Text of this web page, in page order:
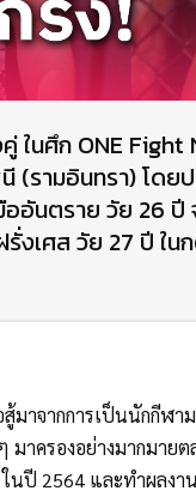
ในศึก ONE Fight
(รามอินทรา) โดย
มืออันตราย วัย
งเศส วัย 27 ปี ใ
มาจากการเป็นนักกีฬ
มาครองอย่างมากมาย
ปี 2564 และทำผลงา